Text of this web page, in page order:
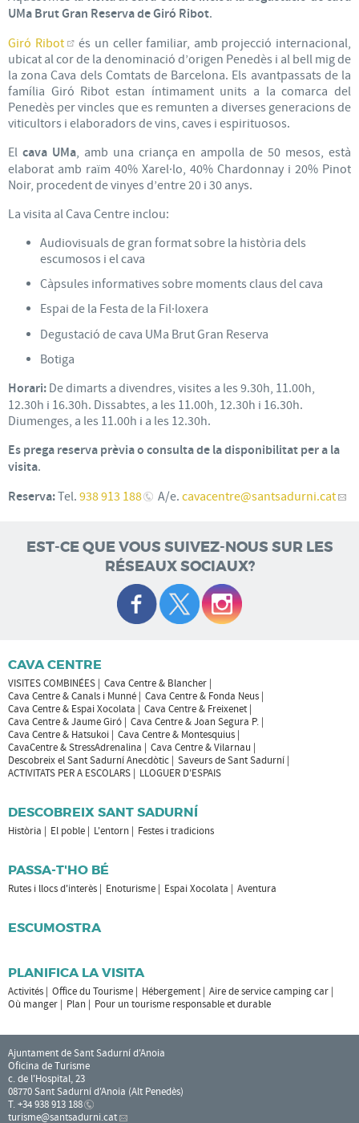
UMa Brut Gran Reserva de Giró Ribot.
Giró Ribot
és un celler familiar, amb projecció internacional,
ubicat al cor de la denominació d’origen Penedès i al bell mig de
la zona Cava dels Comtats de Barcelona. Els avantpassats de la
família Giró Ribot estan íntimament units a la comarca del
Penedès per vincles que es remunten a diverses generacions de
viticultors i elaboradors de vins, caves i espirituosos.
El cava UMa, amb una criança en ampolla de 50 mesos, està
elaborat amb raïm 40% Xarel·lo, 40% Chardonnay i 20% Pinot
Noir, procedent de vinyes d’entre 20 i 30 anys.
La visita al Cava Centre inclou:
Audiovisuals de gran format sobre la història dels
escumosos i el cava
Càpsules informatives sobre moments claus del cava
Espai de la Festa de la Fil·loxera
Degustació de cava UMa Brut Gran Reserva
Botiga
Horari: De dimarts a divendres, visites a les 9.30h, 11.00h,
12.30h i 16.30h. Dissabtes, a les 11.00h, 12.30h i 16.30h.
Diumenges, a les 11.00h i a les 12.30h.
Es prega reserva prèvia o consulta de la disponibilitat per a la
visita.
Reserva:Tel. 938 913 188 A/e. cavacentre@santsadurni.cat
EST-CE QUE VOUS SUIVEZ-NOUS SUR LES
RÉSEAUX SOCIAUX?
CAVA CENTRE
VISITES COMBINÉES
Cava Centre & Blancher
Cava Centre & Canals i Munné
Cava Centre & Fonda Neus
Cava Centre & Espai Xocolata
Cava Centre & Freixenet
Cava Centre & Jaume Giró
Cava Centre & Joan Segura P.
Cava Centre & Hatsukoi
Cava Centre & Montesquius
CavaCentre & StressAdrenalina
Cava Centre & Vilarnau
Descobreix el Sant Sadurní Anecdòtic
Saveurs de Sant Sadurní
ACTIVITATS PER A ESCOLARS
LLOGUER D'ESPAIS
DESCOBREIX SANT SADURNÍ
Història El poble L'entorn Festes i tradicions
PASSA-T'HO BÉ
Rutes i llocs d'interès Enoturisme Espai Xocolata Aventura
ESCUMOSTRA
PLANIFICA LA VISITA
Activités Office du Tourisme Hébergement
Aire de service camping car
Où manger
Plan Pour un tourisme responsable et durable
Ajuntament de Sant Sadurní d'Anoia
Oficina de Turisme
c. de l'Hospital, 23
08770 Sant Sadurní d'Anoia (Alt Penedès)
T. +34 938 913 188
turisme@santsadurni.cat